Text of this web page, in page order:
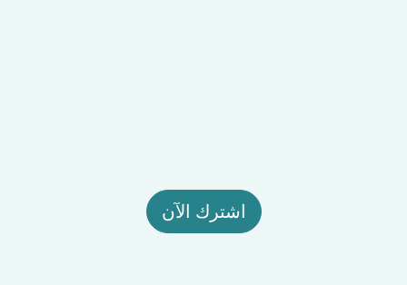
اشترك الآن